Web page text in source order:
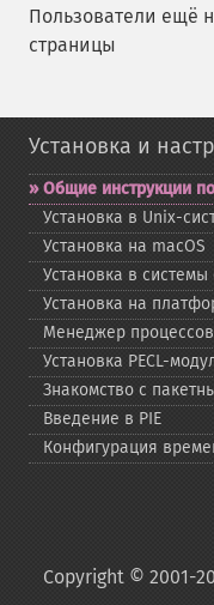
Пользователи ещё
страницы
Установка и
Общие инструкции
Установка в Unix-​
Установка на macOS
Установка в
Установка на
Менеджер процессов
Установка PECL-​
Знакомство с
Введение в PIE
Конфигурация
Copyright © 2001-